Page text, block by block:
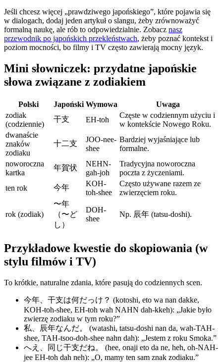
Jeśli chcesz więcej „prawdziwego japońskiego”, które pojawia się
w dialogach, dodaj jeden artykuł o slangu, żeby zrównoważyć
formalną naukę, ale rób to odpowiedzialnie. Zobacz nasz
przewodnik po japońskich przekleństwach, żeby poznać kontekst i
poziom mocności, bo filmy i TV często zawierają mocny język.
Mini słowniczek: przydatne japońskie
słowa związane z zodiakiem
Polski Japoński Wymowa
Uwaga
zodiak
(codziennie)
干支 EH-toh
Częste w codziennym użyciu i
w kontekście Nowego Roku.
dwanaście
znaków
zodiaku
十二支
JOO-nee-
shee
Bardziej wyjaśniające lub
formalne.
noworoczna
kartka
年賀状
NEHN-
gah-joh
Tradycyjna noworoczna
poczta z życzeniami.
ten rok
今年
KOH-
toh-shee
Często używane razem ze
zwierzęciem roku.
rok (zodiak)
〜年
（〜ど
し）
DOH-
shee
Np. 辰年 (tatsu-doshi).
Przykładowe kwestie do skopiowania (w
stylu filmów i TV)
To krótkie, naturalne zdania, które pasują do codziennych scen.
今年、干支は何だっけ？ (kotoshi, eto wa nan dakke,
KOH-toh-shee, EH-toh wah NAHN dah-kkeh): „Jakie było
zwierzę zodiaku w tym roku?”
私、辰年なんだ。 (watashi, tatsu-doshi nan da, wah-TAH-
shee, TAH-tsoo-doh-shee nahn dah): „Jestem z roku Smoka.”
へえ、同じ干支だね。 (hee, onaji eto da ne, heh, oh-NAH-
jee EH-toh dah neh): „O, mamy ten sam znak zodiaku.”